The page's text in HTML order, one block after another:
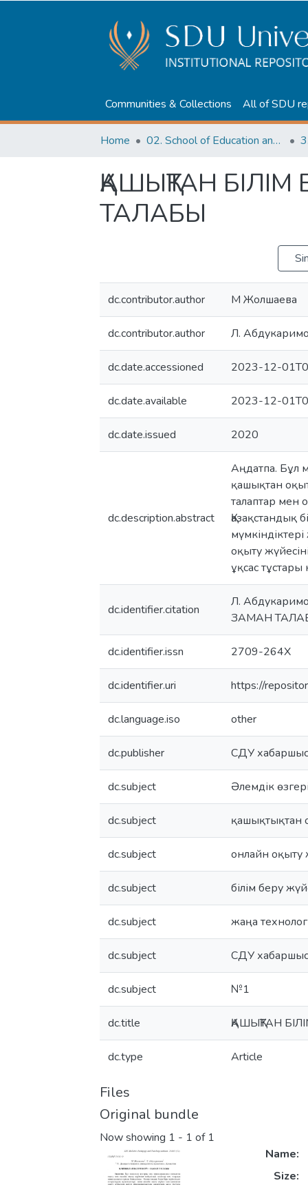
Communities & Collections All of SDU
Home 02. School of Education and humanities
ҚАШЫҚТАН
ТАЛАБЫ
dc.contributor.author M Жолшаева
dc.contributor.author Л.
dc.date.accessioned 2023-12-
dc.date.available 2023-12-
dc.date.issued 2020
dc.description.abstract
Аңдатпа. Бұл
қашықтан
талаптар мен
Қазақстандық
оқыту
ұқсас тұстары
dc.identifier.citation
Л.
ЗАМАН
dc.identifier.issn 2709-264X
dc.identifier.uri https://
dc.language.iso other
dc.publisher СДУ
dc.subject Әлемдік
dc.subject қашықтықтан
dc.subject онлайн оқыту
dc.subject білім беру
dc.subject жаңа
dc.subject СДУ
dc.subject №1
dc.title ҚАШЫҚТАН
dc.type Article
Files
Original bundle
Now showing 1 - 1 of 1
Name:
Size: